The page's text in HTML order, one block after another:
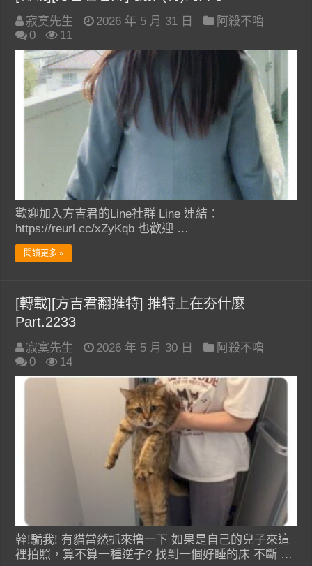
寂寞先生 2026 年 5 月 31 日
阿殺不嚕
0
11
歡迎加入方吉君的Line社群 Line 連結：
https://reurl.cc/xZyKqb 也歡迎 …
閱讀更多 »
[轉載][方吉君翻推特] 推特上在夯什麼
Part.2233
寂寞先生 2026 年 5 月 30 日
阿殺不嚕
0
14
幹!騙我! 有貓當然抓來撸一下 如果是自己的兒子來這
裡拍照，算不算一種逆子? 找到一個好睡的床 不斷 …